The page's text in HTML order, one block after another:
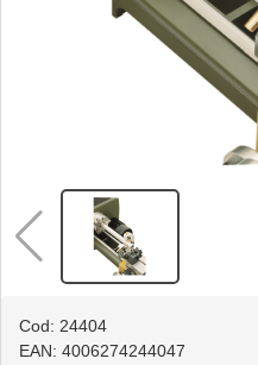
Cod: 24404
EAN: 4006274244047